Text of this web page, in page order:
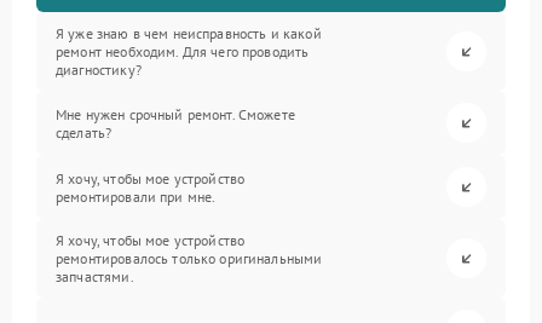
Я уже знаю в чем неисправность и какой
ремонт необходим. Для чего проводить
диагностику?
Мне нужен срочный ремонт. Сможете
сделать?
Я хочу, чтобы мое устройство
ремонтировали при мне.
Я хочу, чтобы мое устройство
ремонтировалось только оригинальными
запчастями.